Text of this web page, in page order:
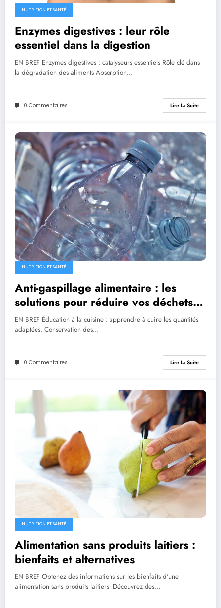
NUTRITION ET SANTÉ
Enzymes digestives : leur rôle
essentiel dans la digestion
EN BREF Enzymes digestives : catalyseurs essentiels Rôle clé dans
la dégradation des aliments Absorption…
0 Commentaires Lire La Suite
NUTRITION ET SANTÉ
Anti-gaspillage alimentaire : les
solutions pour réduire vos déchets
en cuisine
EN BREF Éducation à la cuisine : apprendre à cuire les quantités
adaptées. Conservation des…
0 Commentaires Lire La Suite
NUTRITION ET SANTÉ
Alimentation sans produits laitiers :
bienfaits et alternatives
EN BREF Obtenez des informations sur les bienfaits d'une
alimentation sans produits laitiers. Découvrez des…